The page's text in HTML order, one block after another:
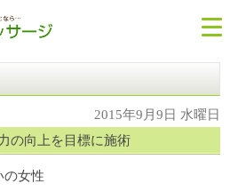
2015年9月9日 水曜日
の向上を目標に施術
の女性